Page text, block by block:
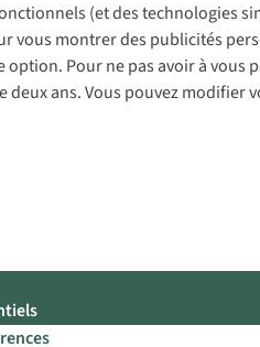
(et des technologies
vous montrer des publicités
Pour ne pas avoir à
ans. Vous pouvez modifier